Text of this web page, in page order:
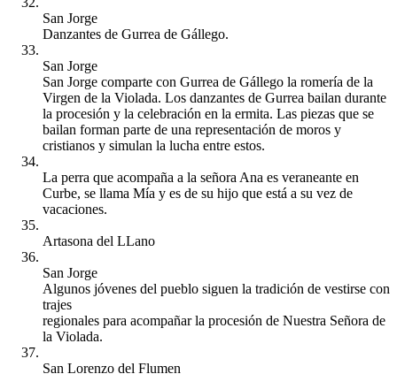
San Jorge
Danzantes de Gurrea de Gállego.
San Jorge
San Jorge comparte con Gurrea de Gállego la romería de la
Virgen de la Violada. Los danzantes de Gurrea bailan durante
la procesión y la celebración en la ermita. Las piezas que se
bailan forman parte de una representación de moros y
cristianos y simulan la lucha entre estos.
La perra que acompaña a la señora Ana es veraneante en
Curbe, se llama Mía y es de su hijo que está a su vez de
vacaciones.
Artasona del LLano
San Jorge
Algunos jóvenes del pueblo siguen la tradición de vestirse con
trajes
regionales para acompañar la procesión de Nuestra Señora de
la Violada.
San Lorenzo del Flumen